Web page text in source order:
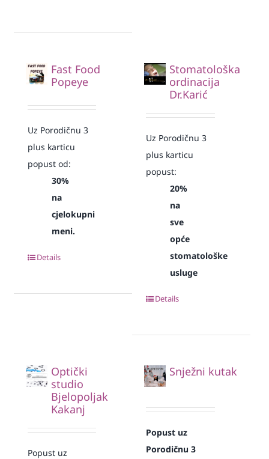
Fast Food
Popeye
Uz Porodičnu 3
plus karticu
popust od:
30%
na
cjelokupni
meni.
Details
Stomatološka
ordinacija
Dr.Karić
Uz Porodičnu 3
plus karticu
popust:
20%
na
sve
opće
stomatološke
usluge
Details
Optički
studio
Bjelopoljak
Kakanj
Popust uz
Snježni kutak
Popust uz
Porodičnu 3